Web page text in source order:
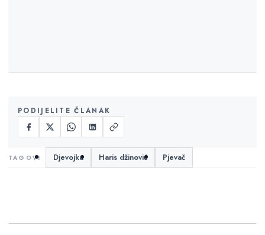
PODIJELITE ČLANAK
Djevojka Haris džinović Pjevač